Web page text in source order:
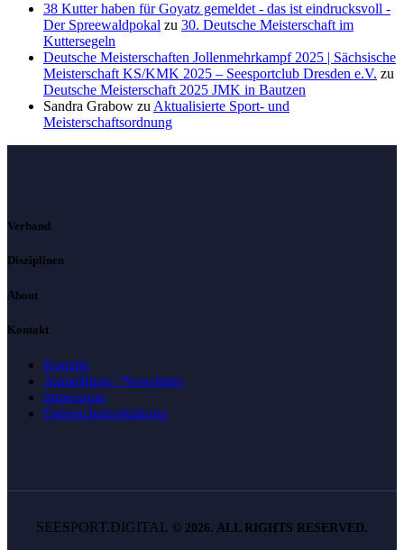
38 Kutter haben für Goyatz gemeldet - das ist eindrucksvoll -
Der Spreewaldpokal zu 30. Deutsche Meisterschaft im
Kuttersegeln
Deutsche Meisterschaften Jollenmehrkampf 2025 | Sächsische
Meisterschaft KS/KMK 2025 – Seesportclub Dresden e.V. zu
Deutsche Meisterschaft 2025 JMK in Bautzen
Sandra Grabow zu Aktualisierte Sport- und
Meisterschaftsordnung
Verband
Disziplinen
About
Kontakt
Kontakt
Anmeldung / Newsletter
Impressum
Datenschutzerklärung
SEESPORT.DIGITAL © 2026. ALL RIGHTS RESERVED.